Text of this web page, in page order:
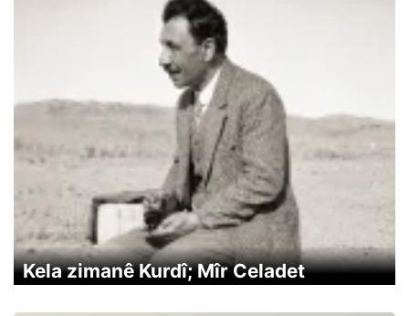
Kela zimanê Kurdî; Mîr Celadet